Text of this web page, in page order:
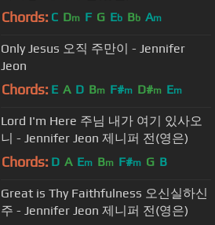
Chords: C Dm F G Eb Bb Am
Only Jesus 오직 주만이 - Jennifer
Jeon
Chords: E A D Bm F#m D#m Em
Lord I'm Here 주님 내가 여기 있사오
니 - Jennifer Jeon 제니퍼 전(영은)
Chords: D A Em Bm F#m G B
Great is Thy Faithfulness 오신실하신
주 - Jennifer Jeon 제니퍼 전(영은)